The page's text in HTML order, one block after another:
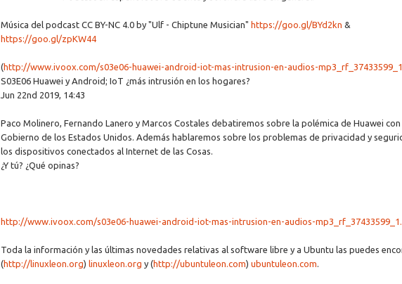
Música del podcast CC BY-NC 4.0 by "Ulf - Chiptune Musician" https://goo.gl/BYd2kn &
https://goo.gl/zpKW44
(http://www.ivoox.com/s03e06-huawei-android-iot-mas-intrusion-en-audios-
S03E06 Huawei y Android; IoT ¿más intrusión en los hogares?
Jun 22nd 2019, 14:43
Paco Molinero, Fernando Lanero y Marcos Costales debatiremos sobre la polémica de Huawei con
Gobierno de los Estados Unidos. Además hablaremos sobre los problemas de privacidad y
los dispositivos conectados al Internet de las Cosas.
¿Y tú? ¿Qué opinas?
http://www.ivoox.com/s03e06-huawei-android-iot-mas-intrusion-en-audios-
Toda la información y las últimas novedades relativas al software libre y a Ubuntu las puedes
(http://linuxleon.org) linuxleon.org y (http://ubuntuleon.com) ubuntuleon.com.